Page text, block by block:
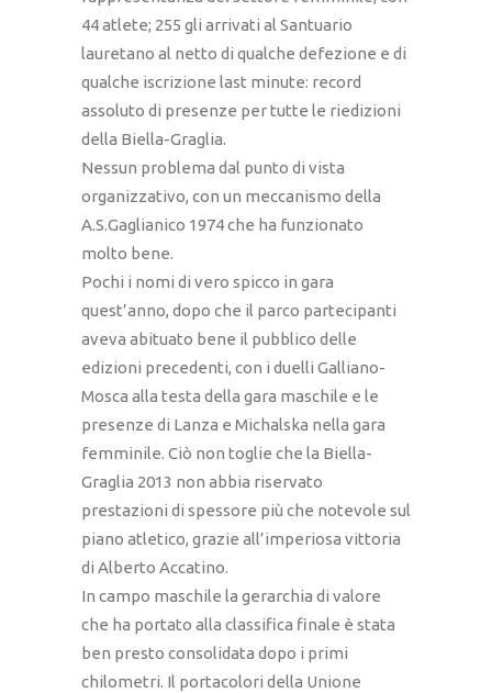
44 atlete; 255 gli arrivati al Santuario
lauretano al netto di qualche defezione e di
qualche iscrizione last minute: record
assoluto di presenze per tutte le riedizioni
della Biella-Graglia.
Nessun problema dal punto di vista
organizzativo, con un meccanismo della
A.S.Gaglianico 1974 che ha funzionato
molto bene.
Pochi i nomi di vero spicco in gara
quest’anno, dopo che il parco partecipanti
aveva abituato bene il pubblico delle
edizioni precedenti, con i duelli Galliano-
Mosca alla testa della gara maschile e le
presenze di Lanza e Michalska nella gara
femminile. Ciò non toglie che la Biella-
Graglia 2013 non abbia riservato
prestazioni di spessore più che notevole sul
piano atletico, grazie all’imperiosa vittoria
di Alberto Accatino.
In campo maschile la gerarchia di valore
che ha portato alla classifica finale è stata
ben presto consolidata dopo i primi
chilometri. Il portacolori della Unione